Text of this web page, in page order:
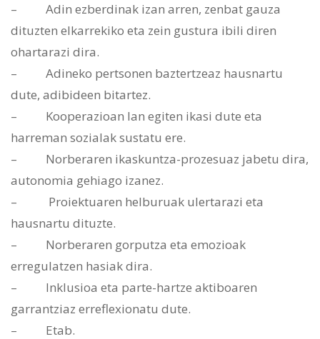
– Adin ezberdinak izan arren, zenbat gauza
dituzten elkarrekiko eta zein gustura ibili diren
ohartarazi dira.
– Adineko pertsonen baztertzeaz hausnartu
dute, adibideen bitartez.
– Kooperazioan lan egiten ikasi dute eta
harreman sozialak sustatu ere.
– Norberaren ikaskuntza-prozesuaz jabetu dira,
autonomia gehiago izanez.
– Proiektuaren helburuak ulertarazi eta
hausnartu dituzte.
– Norberaren gorputza eta emozioak
erregulatzen hasiak dira.
– Inklusioa eta parte-hartze aktiboaren
garrantziaz erreflexionatu dute.
– Etab.